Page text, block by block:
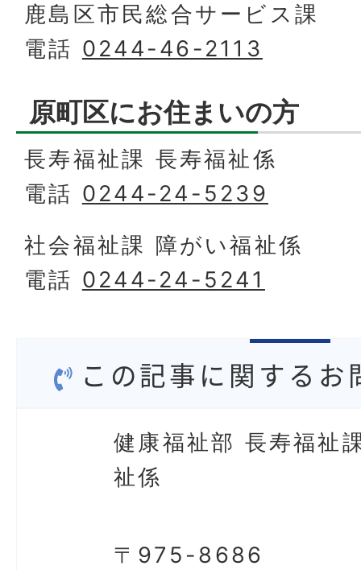
鹿島区市民総合サービス課
電話 0244-46-2113
原町区にお住まいの方
長寿福祉課 長寿福祉係
電話 0244-24-5239
社会福祉課 障がい福祉係
電話 0244-24-5241
この記事に関するお
健康福祉部 長寿福祉
祉係
〒975-8686